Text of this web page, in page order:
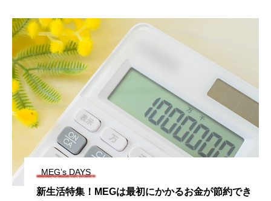
MEG’s DAYS
新生活特集！MEGは最初にかかるお金が節約でき